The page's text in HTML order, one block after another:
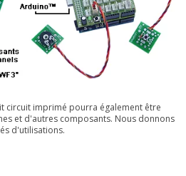
circuit imprimé pourra également être
et d'autres composants. Nous donnons
d'utilisations.